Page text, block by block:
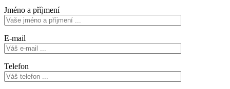
Jméno a příjmení
E-mail
Telefon